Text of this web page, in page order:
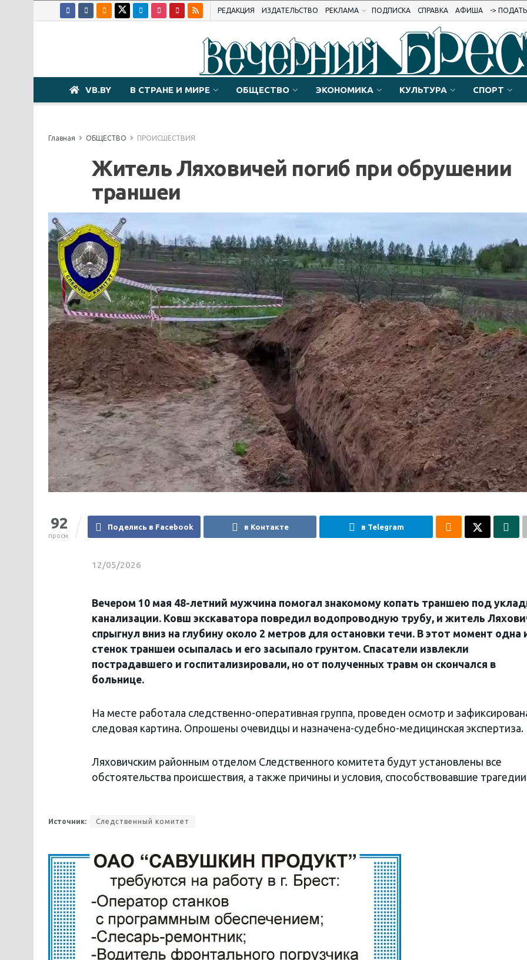
РЕДАКЦИЯ ИЗДАТЕЛЬСТВО РЕКЛАМА ПОДПИСКА СПРАВКА АФИША ->
VB.BY В СТРАНЕ И МИРЕ ОБЩЕСТВО ЭКОНОМИКА КУЛЬТУРА СПОРТ
Главная ОБЩЕСТВО ПРОИСШЕСТВИЯ
Житель Ляховичей погиб при обрушении
траншеи
92
просм.
Поделись в Facebook в Контакте в Telegram
12/05/2026
Вечером 10 мая 48-летний мужчина помогал знакомому копать траншею под
канализации. Ковш экскаватора повредил водопроводную трубу, и житель
спрыгнул вниз на глубину около 2 метров для остановки течи. В этот момент одна
стенок траншеи осыпалась и его засыпало грунтом. Спасатели извлекли
пострадавшего и госпитализировали, но от полученных травм он скончался в
больнице.
На месте работала следственно-оперативная группа, проведен осмотр и
следовая картина. Опрошены очевидцы и назначена-судебно-медицинская экспертиза.
Ляховичским районным отделом Следственного комитета будут установлены все
обстоятельства происшествия, а также причины и условия, способствовавшие
Источник: Следственный комитет